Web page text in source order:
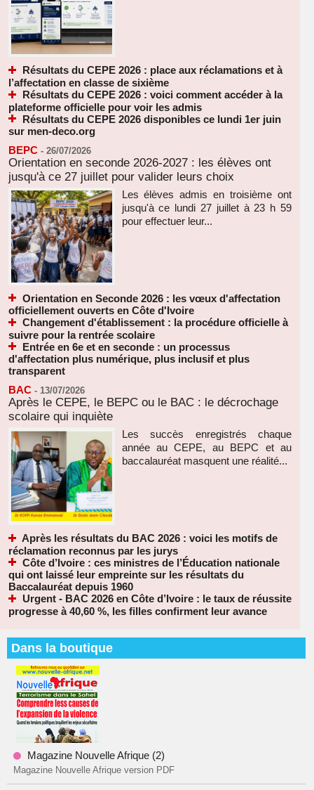
Résultats du CEPE 2026 : place aux réclamations et à
l’affectation en classe de sixième
Résultats du CEPE 2026 : voici comment accéder à la
plateforme officielle pour voir les admis
Résultats du CEPE 2026 disponibles ce lundi 1er juin
sur men-deco.org
BEPC - 26/07/2026
Orientation en seconde 2026-2027 : les élèves ont
jusqu'à ce 27 juillet pour valider leurs choix
Les élèves admis en troisième ont
jusqu'à ce lundi 27 juillet à 23 h 59
pour effectuer leur...
Orientation en Seconde 2026 : les vœux d'affectation
officiellement ouverts en Côte d'Ivoire
Changement d'établissement : la procédure officielle à
suivre pour la rentrée scolaire
Entrée en 6e et en seconde : un processus
d'affectation plus numérique, plus inclusif et plus
transparent
BAC - 13/07/2026
Après le CEPE, le BEPC ou le BAC : le décrochage
scolaire qui inquiète
Les succès enregistrés chaque
année au CEPE, au BEPC et au
baccalauréat masquent une réalité...
Après les résultats du BAC 2026 : voici les motifs de
réclamation reconnus par les jurys
Côte d’Ivoire : ces ministres de l’Éducation nationale
qui ont laissé leur empreinte sur les résultats du
Baccalauréat depuis 1960
Urgent - BAC 2026 en Côte d’Ivoire : le taux de réussite
progresse à 40,60 %, les filles confirment leur avance
Dans la boutique
Magazine Nouvelle Afrique (2)
Magazine Nouvelle Afrique version PDF